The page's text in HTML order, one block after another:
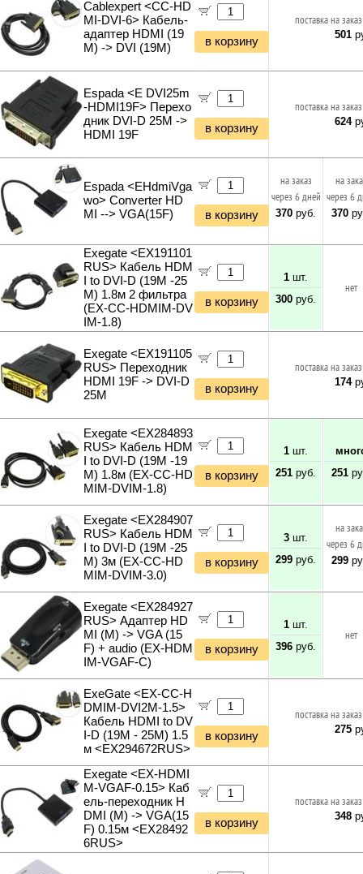
Инструменты и техника прочее
Cablexpert <CC-HD
MI-DVI-6> Кабель-
адаптер HDMI (19
M) -> DVI (19M)
в корзину
поставка на
501
Espada <E DVI25m
-HDMI19F> Перехо
дник DVI-D 25M ->
HDMI 19F
в корзину
поставка на
624
Espada <EHdmiVga
wo> Converter HD
MI --> VGA(15F)
в корзину
на заказ
через 6 дней
370 руб.
на
через 6
370
Exegate <EX191101
RUS> Кабель HDM
I to DVI-D (19M -25
M) 1.8м 2 фильтра
(EX-CC-HDMIM-DV
IM-1.8)
в корзину
1 шт.
300 руб.
нет
Exegate <EX191105
RUS> Переходник
HDMI 19F -> DVI-D
25M
в корзину
поставка на
174
Exegate <EX284893
RUS> Кабель HDM
I to DVI-D (19M -19
M) 1.8м (EX-CC-HD
MIM-DVIM-1.8)
в корзину
1 шт.
251 руб.
251
Exegate <EX284907
RUS> Кабель HDM
I to DVI-D (19M -25
M) 3м (EX-CC-HD
MIM-DVIM-3.0)
в корзину
3 шт.
299 руб.
на
через 6
299
Exegate <EX284927
RUS> Адаптер HD
MI (M) -> VGA (15
F) + audio (EX-HDM
IM-VGAF-C)
в корзину
1 шт.
396 руб.
нет
ExeGate <EX-CC-H
DMIM-DVI2M-1.5>
Кабель HDMI to DV
I-D (19M - 25M) 1.5
м <EX294672RUS>
в корзину
поставка на
275
Exegate <EX-HDMI
M-VGAF-0.15> Каб
ель-переходник H
DMI (M) -> VGA(15
F) 0.15м <EX28492
6RUS>
в корзину
поставка на
348